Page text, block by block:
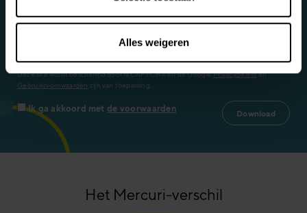
Alles weigeren
deze uitdagende nieuwe wereld met zich meebrengt.
Deze site wordt beschermd door reCAPTCHA en de GooglePrivacybeleiden
Gebruiksvoorwaarden zijn van toepassing.
Ik ga akkoord met de voorwaarden
Het Mercuri-verschil